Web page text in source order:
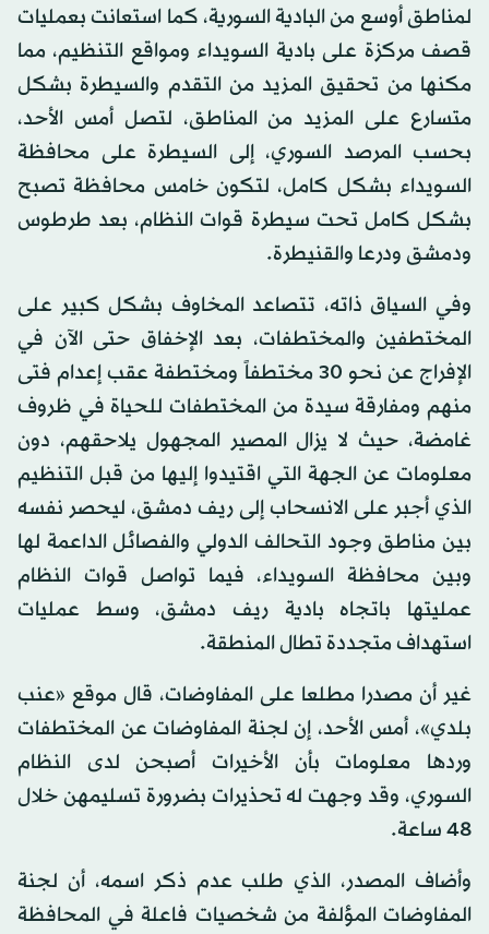
لمناطق أوسع من البادية السورية، كما استعانت بعمليات
قصف مركزة على بادية السويداء ومواقع التنظيم، مما
مكنها من تحقيق المزيد من التقدم والسيطرة بشكل
متسارع على المزيد من المناطق، لتصل أمس الأحد،
بحسب المرصد السوري، إلى السيطرة على محافظة
السويداء بشكل كامل، لتكون خامس محافظة تصبح
بشكل كامل تحت سيطرة قوات النظام، بعد طرطوس
ودمشق ودرعا والقنيطرة.
وفي السياق ذاته، تتصاعد المخاوف بشكل كبير على
المختطفين والمختطفات، بعد الإخفاق حتى الآن في
الإفراج عن نحو 30 مختطفاً ومختطفة عقب إعدام فتى
منهم ومفارقة سيدة من المختطفات للحياة في ظروف
غامضة، حيث لا يزال المصير المجهول يلاحقهم، دون
معلومات عن الجهة التي اقتيدوا إليها من قبل التنظيم
الذي أجبر على الانسحاب إلى ريف دمشق، ليحصر نفسه
بين مناطق وجود التحالف الدولي والفصائل الداعمة لها
وبين محافظة السويداء، فيما تواصل قوات النظام
عمليتها باتجاه بادية ريف دمشق، وسط عمليات
استهداف متجددة تطال المنطقة.
غير أن مصدرا مطلعا على المفاوضات، قال موقع «عنب
بلدي»، أمس الأحد، إن لجنة المفاوضات عن المختطفات
وردها معلومات بأن الأخيرات أصبحن لدى النظام
السوري، وقد وجهت له تحذيرات بضرورة تسليمهن خلال
48 ساعة.
وأضاف المصدر، الذي طلب عدم ذكر اسمه، أن لجنة
المفاوضات المؤلفة من شخصيات فاعلة في المحافظة